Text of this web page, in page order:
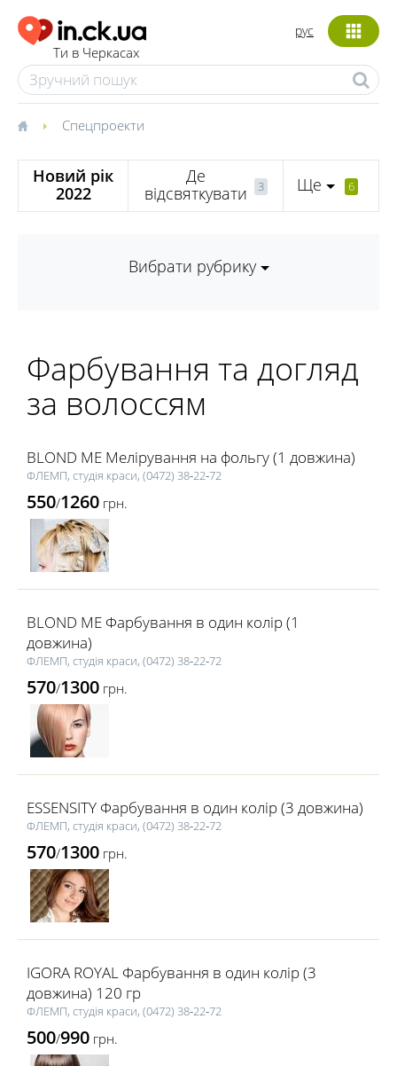
Ти в Черкасах
рус
Спецпроекти
Новий рік
2022
Де
відсвяткувати
3 Ще 6
Вибрати рубрику
Фарбування та догляд
за волоссям
BLOND ME Мелірування на фольгу (1 довжина)
ФЛЕМП, студія краси, (0472) 38‑22‑72
550/1260 грн.
BLOND ME Фарбування в один колір (1
довжина)
ФЛЕМП, студія краси, (0472) 38‑22‑72
570/1300 грн.
ESSENSITY Фарбування в один колір (3 довжина)
ФЛЕМП, студія краси, (0472) 38‑22‑72
570/1300 грн.
IGORA ROYAL Фарбування в один колір (3
довжина) 120 гр
ФЛЕМП, студія краси, (0472) 38‑22‑72
500/990 грн.